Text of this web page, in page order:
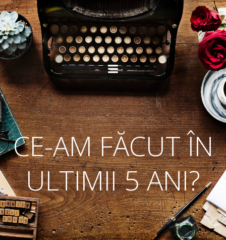
to
content
CE-AM FĂCUT ÎN
ULTIMII 5 ANI?